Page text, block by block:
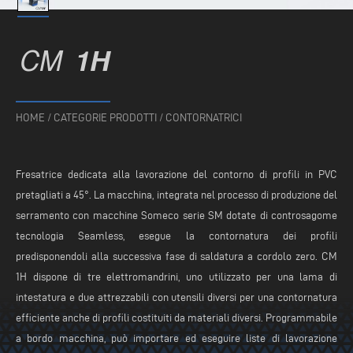
CM 1H
HOME / CATEGORIE PRODOTTI / CONTORNATRICI
Fresatrice dedicata alla lavorazione del contorno di profili in PVC
pretagliati a 45°. La macchina, integrata nel processo di produzione del
serramento con macchine Someco serie SM dotate di controsagome
tecnologia Seamless, esegue la contornatura dei profili
predisponendoli alla successiva fase di saldatura a cordolo zero. CM
1H dispone di tre elettromandrini, uno utilizzato per una lama di
intestatura e due attrezzabili con utensili diversi per una contornatura
efficiente anche di profili costituiti da materiali diversi. Programmabile
a bordo macchina, può importare ed eseguire liste di lavorazione